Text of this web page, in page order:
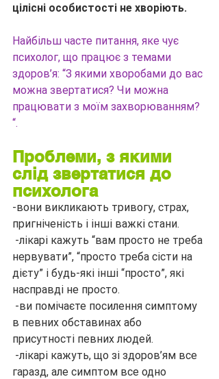
цілісні особистості не хворіють.
Найбільш часте питання, яке чує
психолог, що працює з темами
здоров’я: “З якими хворобами до вас
можна звертатися? Чи можна
працювати з моїм захворюванням?
“.
Проблеми, з якими
слід звертатися до
психолога
-вони викликають тривогу, страх,
пригніченість і інші важкі стани.
нервувати”, “просто треба сісти на
дієту” і будь-які інші “просто”, які
насправді не просто.
в певних обставинах або
присутності певних людей.
гаразд, але симптом все одно